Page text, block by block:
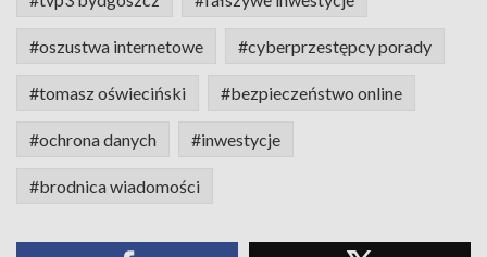
#oszustwa internetowe #cyberprzestępcy porady
#tomasz oświeciński #bezpieczeństwo online
#ochrona danych #inwestycje
#brodnica wiadomości